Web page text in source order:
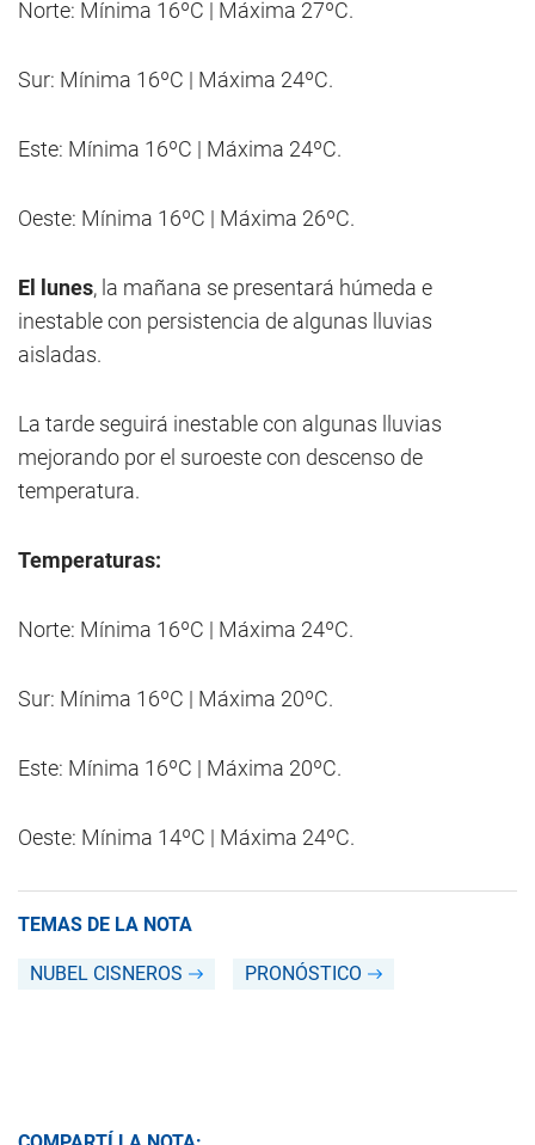
Norte: Mínima 16ºC | Máxima 27ºC.
Sur: Mínima 16ºC | Máxima 24ºC.
Este: Mínima 16ºC | Máxima 24ºC.
Oeste: Mínima 16ºC | Máxima 26ºC.
El lunes, la mañana se presentará húmeda e
inestable con persistencia de algunas lluvias
aisladas.
La tarde seguirá inestable con algunas lluvias
mejorando por el suroeste con descenso de
temperatura.
Temperaturas:
Norte: Mínima 16ºC | Máxima 24ºC.
Sur: Mínima 16ºC | Máxima 20ºC.
Este: Mínima 16ºC | Máxima 20ºC.
Oeste: Mínima 14ºC | Máxima 24ºC.
TEMAS DE LA NOTA
NUBEL CISNEROS PRONÓSTICO